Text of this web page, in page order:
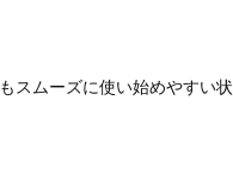
スムーズに使い始めやすい